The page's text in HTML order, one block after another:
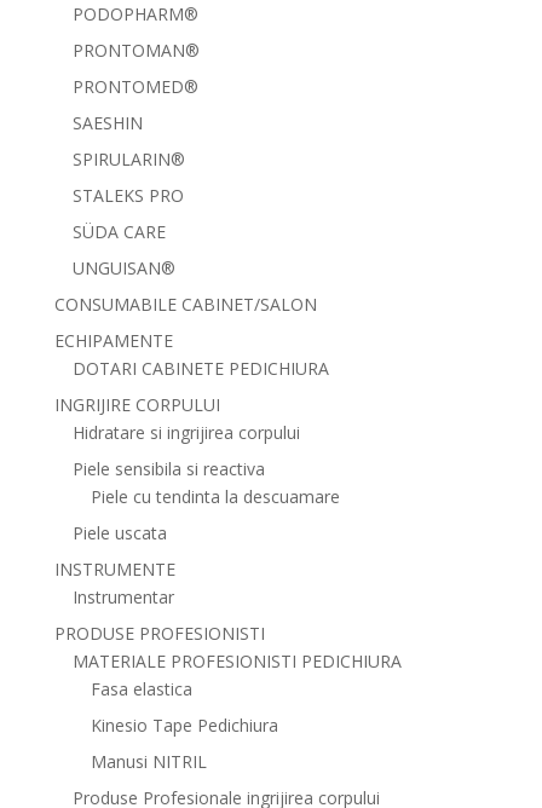
PODOPHARM®
PRONTOMAN®
PRONTOMED®
SAESHIN
SPIRULARIN®
STALEKS PRO
SÜDA CARE
UNGUISAN®
CONSUMABILE CABINET/SALON
ECHIPAMENTE
DOTARI CABINETE PEDICHIURA
INGRIJIRE CORPULUI
Hidratare si ingrijirea corpului
Piele sensibila si reactiva
Piele cu tendinta la descuamare
Piele uscata
INSTRUMENTE
Instrumentar
PRODUSE PROFESIONISTI
MATERIALE PROFESIONISTI PEDICHIURA
Fasa elastica
Kinesio Tape Pedichiura
Manusi NITRIL
Produse Profesionale ingrijirea corpului